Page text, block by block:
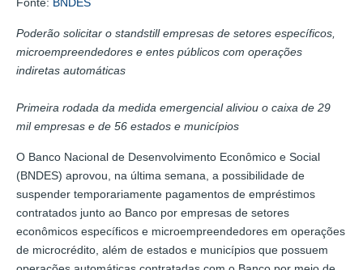
Poderão solicitar o standstill empresas de setores específicos,
microempreendedores e entes públicos com operações
indiretas automáticas
Primeira rodada da medida emergencial aliviou o caixa de 29
mil empresas e de 56 estados e municípios
O Banco Nacional de Desenvolvimento Econômico e Social
(BNDES) aprovou, na última semana, a possibilidade de
suspender temporariamente pagamentos de empréstimos
contratados junto ao Banco por empresas de setores
econômicos específicos e microempreendedores em operações
de microcrédito, além de estados e municípios que possuem